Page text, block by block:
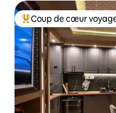
Coups de cœur
Coup de cœur